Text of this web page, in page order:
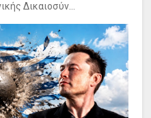
Δικαιοσύν...